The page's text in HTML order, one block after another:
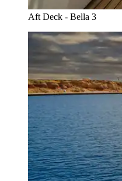
Aft Deck - Bella 3